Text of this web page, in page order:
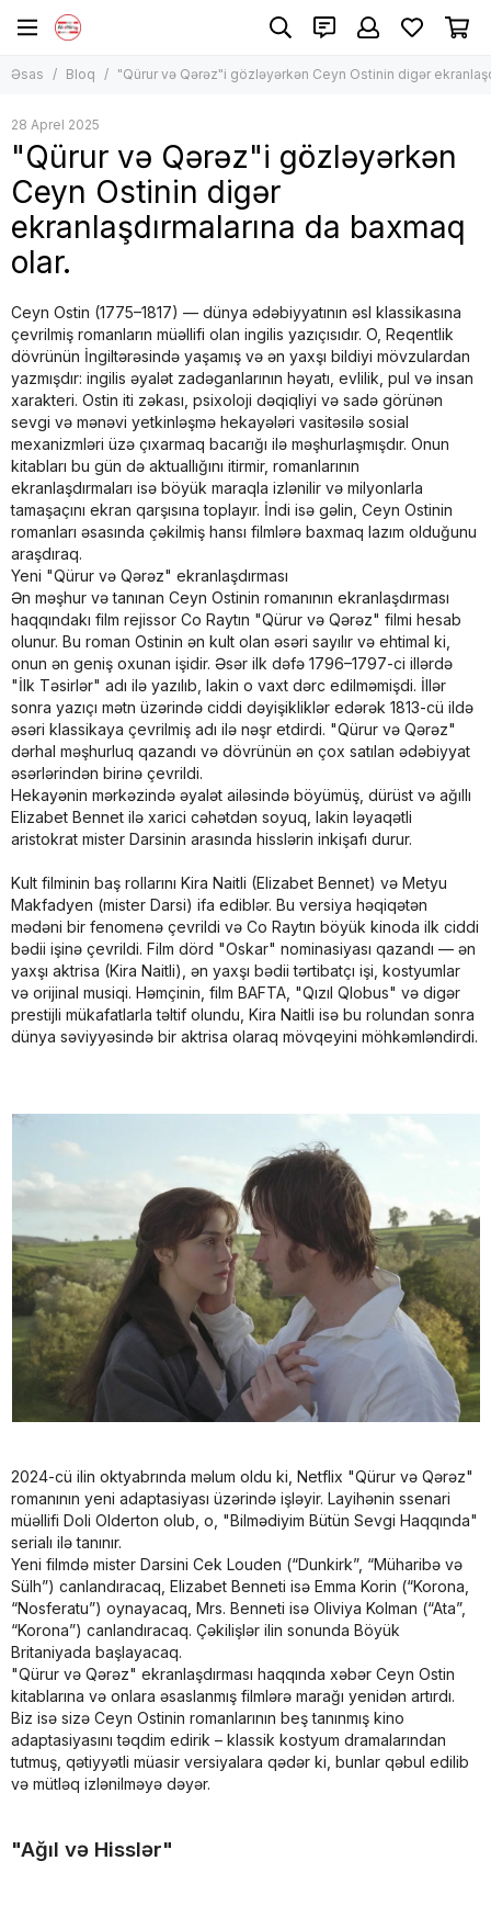
Əsas Bloq "Qürur və Qərəz"i gözləyərkən Ceyn Ostinin digər
28 Aprel 2025
"Qürur və Qərəz"i gözləyərkən
Ceyn Ostinin digər
ekranlaşdırmalarına da baxmaq
olar.
Ceyn Ostin (1775–1817) — dünya ədəbiyyatının əsl klassikasına
çevrilmiş romanların müəllifi olan ingilis yazıçısıdır. O, Reqentlik
dövrünün İngiltərəsində yaşamış və ən yaxşı bildiyi mövzulardan
yazmışdır: ingilis əyalət zadəganlarının həyatı, evlilik, pul və insan
xarakteri. Ostin iti zəkası, psixoloji dəqiqliyi və sadə görünən
sevgi və mənəvi yetkinləşmə hekayələri vasitəsilə sosial
mexanizmləri üzə çıxarmaq bacarığı ilə məşhurlaşmışdır. Onun
kitabları bu gün də aktuallığını itirmir, romanlarının
ekranlaşdırmaları isə böyük maraqla izlənilir və milyonlarla
tamaşaçını ekran qarşısına toplayır. İndi isə gəlin, Ceyn Ostinin
romanları əsasında çəkilmiş hansı filmlərə baxmaq lazım olduğunu
araşdıraq.
Yeni "Qürur və Qərəz" ekranlaşdırması
Ən məşhur və tanınan Ceyn Ostinin romanının ekranlaşdırması
haqqındakı film rejissor Co Raytın "Qürur və Qərəz" filmi hesab
olunur. Bu roman Ostinin ən kult olan əsəri sayılır və ehtimal ki,
onun ən geniş oxunan işidir. Əsər ilk dəfə 1796–1797-ci illərdə
"İlk Təsirlər" adı ilə yazılıb, lakin o vaxt dərc edilməmişdi. İllər
sonra yazıçı mətn üzərində ciddi dəyişikliklər edərək 1813-cü ildə
əsəri klassikaya çevrilmiş adı ilə nəşr etdirdi. "Qürur və Qərəz"
dərhal məşhurluq qazandı və dövrünün ən çox satılan ədəbiyyat
əsərlərindən birinə çevrildi.
Hekayənin mərkəzində əyalət ailəsində böyümüş, dürüst və ağıllı
Elizabet Bennet ilə xarici cəhətdən soyuq, lakin ləyaqətli
aristokrat mister Darsinin arasında hisslərin inkişafı durur.
Kult filminin baş rollarını Kira Naitli (Elizabet Bennet) və Metyu
Makfadyen (mister Darsi) ifa ediblər. Bu versiya həqiqətən
mədəni bir fenomenə çevrildi və Co Raytın böyük kinoda ilk ciddi
bədii işinə çevrildi. Film dörd "Oskar" nominasiyası qazandı — ən
yaxşı aktrisa (Kira Naitli), ən yaxşı bədii tərtibatçı işi, kostyumlar
və orijinal musiqi. Həmçinin, film BAFTA, "Qızıl Qlobus" və digər
prestijli mükafatlarla təltif olundu, Kira Naitli isə bu rolundan sonra
dünya səviyyəsində bir aktrisa olaraq mövqeyini möhkəmləndirdi.
2024-cü ilin oktyabrında məlum oldu ki, Netflix "Qürur və Qərəz"
romanının yeni adaptasiyası üzərində işləyir. Layihənin ssenari
müəllifi Doli Olderton olub, o, "Bilmədiyim Bütün Sevgi Haqqında"
serialı ilə tanınır.
Yeni filmdə mister Darsini Cek Louden (“Dunkirk”, “Müharibə və
Sülh”) canlandıracaq, Elizabet Benneti isə Emma Korin (“Korona,
“Nosferatu”) oynayacaq, Mrs. Benneti isə Oliviya Kolman (“Ata”,
“Korona”) canlandıracaq. Çəkilişlər ilin sonunda Böyük
Britaniyada başlayacaq.
"Qürur və Qərəz" ekranlaşdırması haqqında xəbər Ceyn Ostin
kitablarına və onlara əsaslanmış filmlərə marağı yenidən artırdı.
Biz isə sizə Ceyn Ostinin romanlarının beş tanınmış kino
adaptasiyasını təqdim edirik – klassik kostyum dramalarından
tutmuş, qətiyyətli müasir versiyalara qədər ki, bunlar qəbul edilib
və mütləq izlənilməyə dəyər.
"Ağıl və Hisslər"